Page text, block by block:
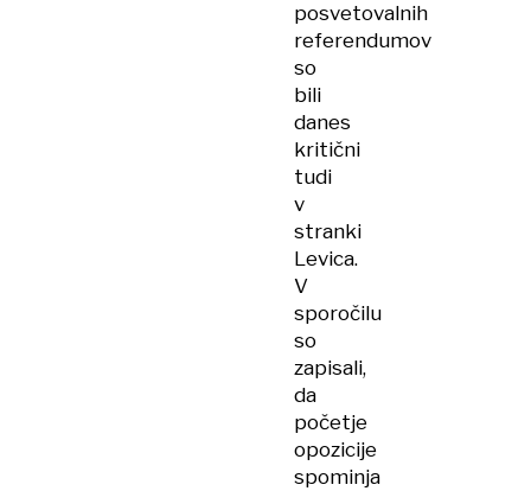
posvetovalnih
referendumov
so
bili
danes
kritični
tudi
v
stranki
Levica.
V
sporočilu
so
zapisali,
da
početje
opozicije
spominja